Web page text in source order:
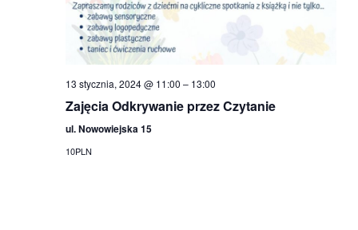
13 stycznia, 2024 @ 11:00 – 13:00
Zajęcia Odkrywanie przez Czytanie
ul. Nowowiejska 15
10PLN